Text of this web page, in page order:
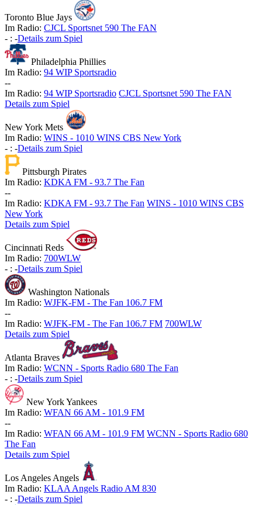
Toronto Blue Jays
Im Radio: CJCL Sportsnet 590 The FAN
- : -Details zum Spiel
Philadelphia Phillies
Im Radio: 94 WIP Sportsradio
--
Im Radio: 94 WIP Sportsradio CJCL Sportsnet 590 The FAN
Details zum Spiel
New York Mets
Im Radio: WINS - 1010 WINS CBS New York
- : -Details zum Spiel
Pittsburgh Pirates
Im Radio: KDKA FM - 93.7 The Fan
--
Im Radio: KDKA FM - 93.7 The Fan WINS - 1010 WINS CBS
New York
Details zum Spiel
Cincinnati Reds
Im Radio: 700WLW
- : -Details zum Spiel
Washington Nationals
Im Radio: WJFK-FM - The Fan 106.7 FM
--
Im Radio: WJFK-FM - The Fan 106.7 FM 700WLW
Details zum Spiel
Atlanta Braves
Im Radio: WCNN - Sports Radio 680 The Fan
- : -Details zum Spiel
New York Yankees
Im Radio: WFAN 66 AM - 101.9 FM
--
Im Radio: WFAN 66 AM - 101.9 FM WCNN - Sports Radio 680
The Fan
Details zum Spiel
Los Angeles Angels
Im Radio: KLAA Angels Radio AM 830
- : -Details zum Spiel